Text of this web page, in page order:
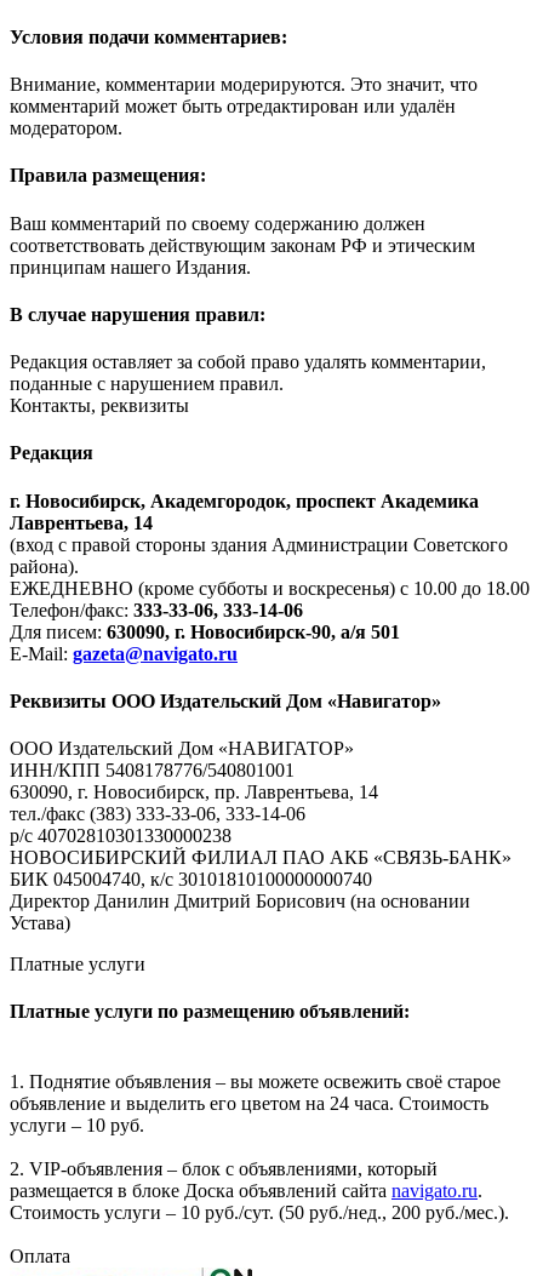
Условия подачи комментариев:
Внимание, комментарии модерируются. Это значит, что
комментарий может быть отредактирован или удалён
модератором.
Правила размещения:
Ваш комментарий по своему содержанию должен
соответствовать действующим законам РФ и этическим
принципам нашего Издания.
В случае нарушения правил:
Редакция оставляет за собой право удалять комментарии,
поданные с нарушением правил.
Контакты, реквизиты
Редакция
г. Новосибирск, Академгородок, проспект Академика
Лаврентьева, 14
(вход с правой стороны здания Администрации Советского
района).
ЕЖЕДНЕВНО (кроме субботы и воскресенья) с 10.00 до 18.00
Телефон/факс: 333-33-06, 333-14-06
Для писем: 630090, г. Новосибирск-90, а/я 501
E-Mail: gazeta@navigato.ru
Реквизиты ООО Издательский Дом «Навигатор»
ООО Издательский Дом «НАВИГАТОР»
ИНН/КПП 5408178776/540801001
630090, г. Новосибирск, пр. Лаврентьева, 14
тел./факс (383) 333-33-06, 333-14-06
р/с 40702810301330000238
НОВОСИБИРСКИЙ ФИЛИАЛ ПАО АКБ «СВЯЗЬ-БАНК»
БИК 045004740, к/с 30101810100000000740
Директор Данилин Дмитрий Борисович (на основании
Устава)
Платные услуги
Платные услуги по размещению объявлений:
1. Поднятие объявления – вы можете освежить своё старое
объявление и выделить его цветом на 24 часа. Стоимость
услуги – 10 руб.
2. VIP-объявления – блок с объявлениями, который
размещается в блоке Доска объявлений сайта navigato.ru.
Стоимость услуги – 10 руб./сут. (50 руб./нед., 200 руб./мес.).
Оплата